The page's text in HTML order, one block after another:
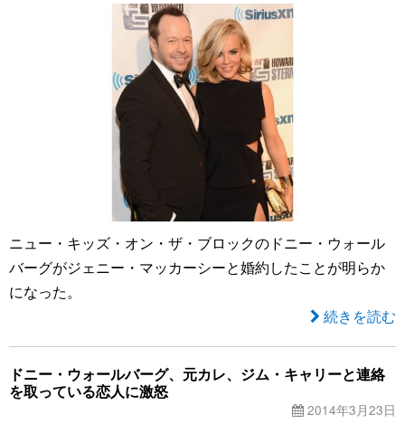
ニュー・キッズ・オン・ザ・ブロックのドニー・ウォール
バーグがジェニー・マッカーシーと婚約したことが明らか
になった。
続きを読む
ドニー・ウォールバーグ、元カレ、ジム・キャリーと連絡
を取っている恋人に激怒
2014年3月23日